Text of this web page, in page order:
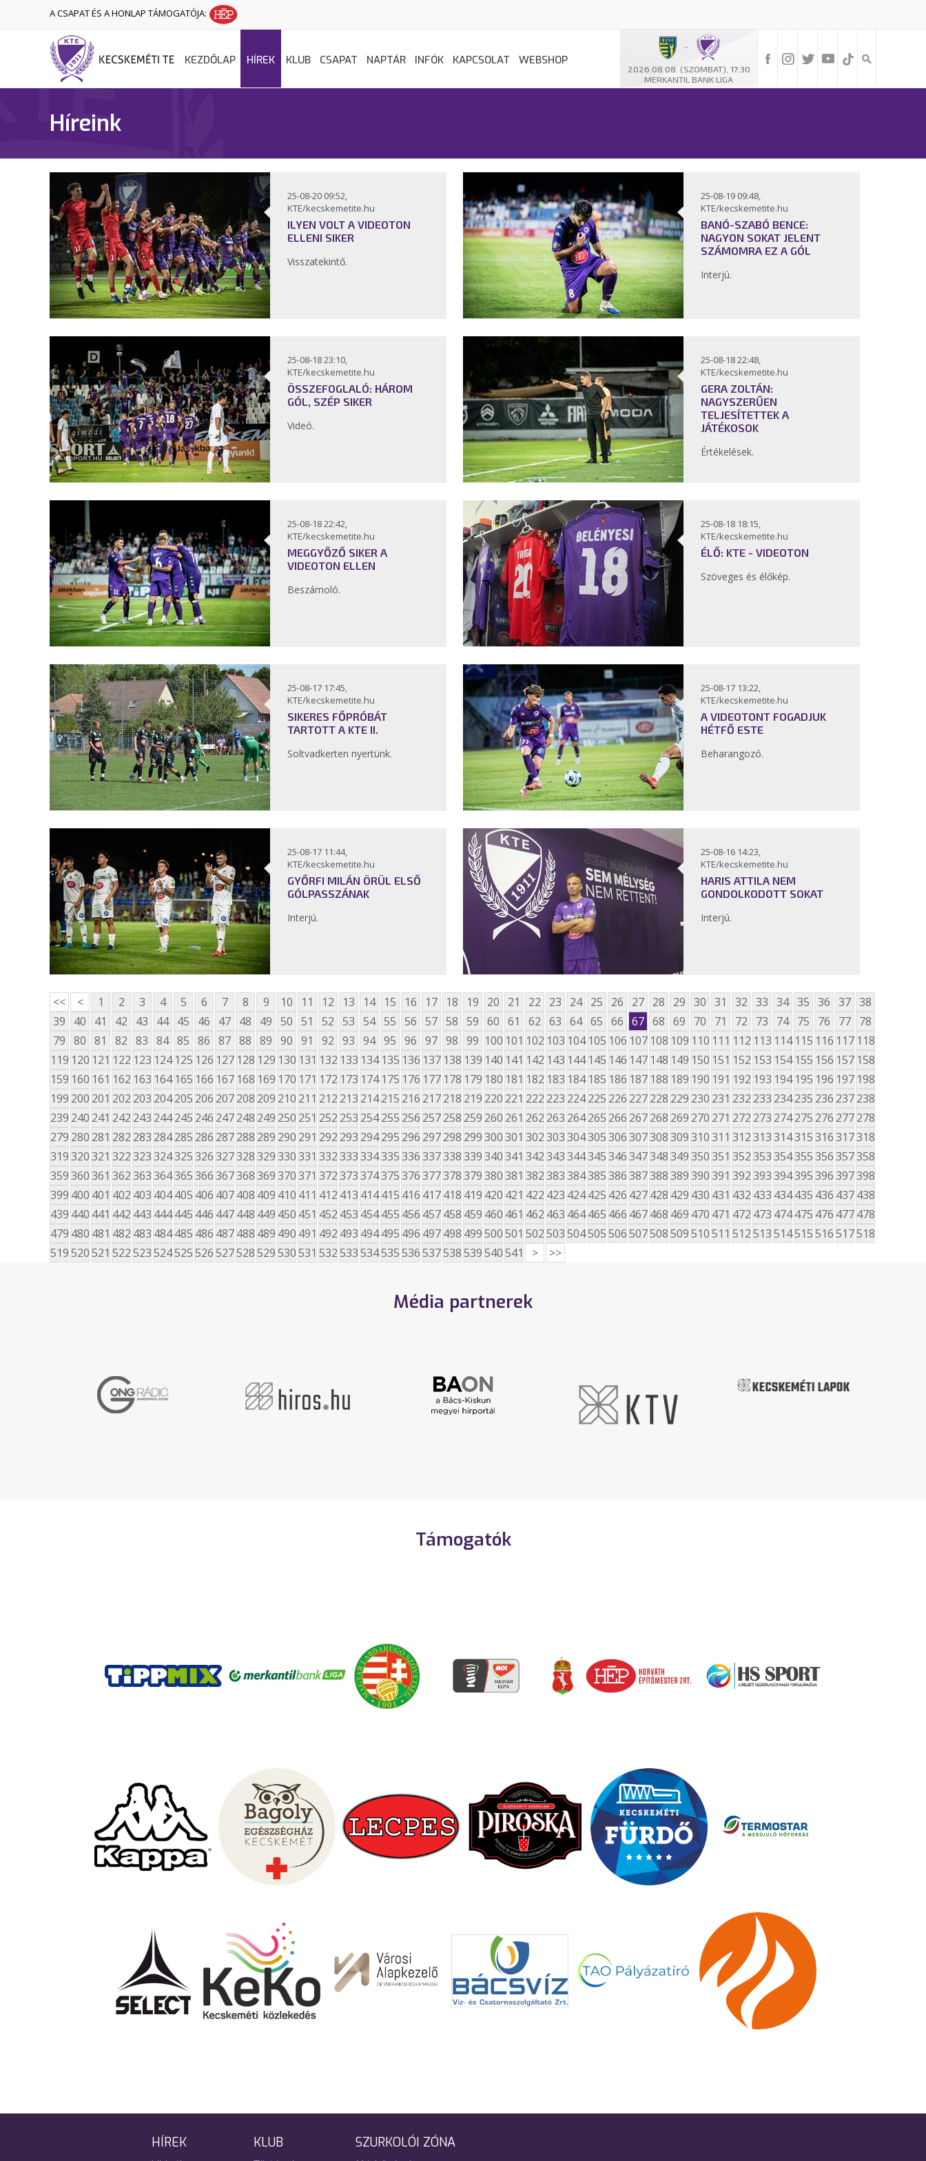
A CSAPAT ÉS A HONLAP TÁMOGATÓJA:
-
2026.08.08. (SZOMBAT), 17:30
MERKANTIL BANK LIGA
KEZDŐLAP HÍREK KLUB CSAPAT NAPTÁR INFÓK KAPCSOLAT WEBSHOP
Híreink
25-08-20 09:52,
KTE/kecskemetite.hu
ILYEN VOLT A VIDEOTON
ELLENI SIKER
Visszatekintő.
25-08-19 09:48,
KTE/kecskemetite.hu
BANÓ-SZABÓ BENCE:
NAGYON SOKAT JELENT
SZÁMOMRA EZ A GÓL
Interjú.
25-08-18 23:10,
KTE/kecskemetite.hu
ÖSSZEFOGLALÓ: HÁROM
GÓL, SZÉP SIKER
Videó.
25-08-18 22:48,
KTE/kecskemetite.hu
GERA ZOLTÁN:
NAGYSZERŰEN
TELJESÍTETTEK A
JÁTÉKOSOK
Értékelések.
25-08-18 22:42,
KTE/kecskemetite.hu
MEGGYŐZŐ SIKER A
VIDEOTON ELLEN
Beszámoló.
25-08-18 18:15,
KTE/kecskemetite.hu
ÉLŐ: KTE - VIDEOTON
Szöveges és élőkép.
25-08-17 17:45,
KTE/kecskemetite.hu
SIKERES FŐPRÓBÁT
TARTOTT A KTE II.
Soltvadkerten nyertünk.
25-08-17 13:22,
KTE/kecskemetite.hu
A VIDEOTONT FOGADJUK
HÉTFŐ ESTE
Beharangozó.
25-08-17 11:44,
KTE/kecskemetite.hu
GYŐRFI MILÁN ÖRÜL ELSŐ
GÓLPASSZÁNAK
Interjú.
25-08-16 14:23,
KTE/kecskemetite.hu
HARIS ATTILA NEM
GONDOLKODOTT SOKAT
Interjú.
<< < 1 2 3 4 5 6 7 8 9 10 11 12 13 14 15 16 17 18 19 20 21 22 23 24 25 26 27 28 29 30 31 32 33 34 35 36 37 38
39
40 41 42 43 44 45 46 47 48 49 50 51 52 53 54 55 56 57 58 59 60 61 62 63 64 65 66 67 68 69 70 71 72 73 74 75 76 77 78
79 80 81 82 83 84 85 86 87 88 89 90 91 92 93 94 95 96 97 98 99 100 101 102 103 104 105 106 107 108 109 110 111 112 113 114 115 116 117 118
119 120 121 122 123 124 125 126 127 128 129 130 131 132 133 134 135 136 137 138 139 140 141 142 143 144 145 146 147 148 149 150 151 152 153 154 155 156 157 158
159 160 161 162 163 164 165 166 167 168 169 170 171 172 173 174 175 176 177 178 179 180 181 182 183 184 185 186 187 188 189 190 191 192 193 194 195 196 197 198
199 200 201 202 203 204205 206 207208 209 210 211 212 213 214215 216 217218 219 220 221 222 223 224225 226 227228 229 230 231 232 233 234235 236 237238
239 240 241 242 243 244245 246 247248 249 250 251 252 253 254255 256 257258 259 260 261 262 263 264265 266 267268 269 270 271 272 273 274275 276 277278
279 280 281 282 283 284285 286 287288 289 290 291 292 293 294295 296 297298 299300301 302303304305306307308309310311 312313314315316317318
319320321 322323324325326327328329330331 332333334335336337338339340341 342343344345346347348349350351 352353354355356357358
359360361 362363364365366367368369370371 372373374375376377378379380381 382383384385386387388389390391 392393394395396397398
399 400 401 402 403 404405 406 407408 409 410 411 412 413 414415 416 417418 419 420 421 422 423 424425 426 427428 429 430 431 432 433 434435 436 437438
439 440 441 442 443 444445 446 447448 449 450 451 452 453 454455 456 457458 459 460 461 462 463 464465 466 467468 469 470 471 472 473 474475 476 477478
479 480 481 482 483 484485 486 487488 489 490 491 492 493 494495 496 497498 499500501 502503504505506507508509510511 512513514515516517518
519520521 522523524525526527528529530531 532533534535536537538539540541 > >>
Média partnerek
Támogatók
HÍREK KLUB SZURKOLÓI ZÓNA